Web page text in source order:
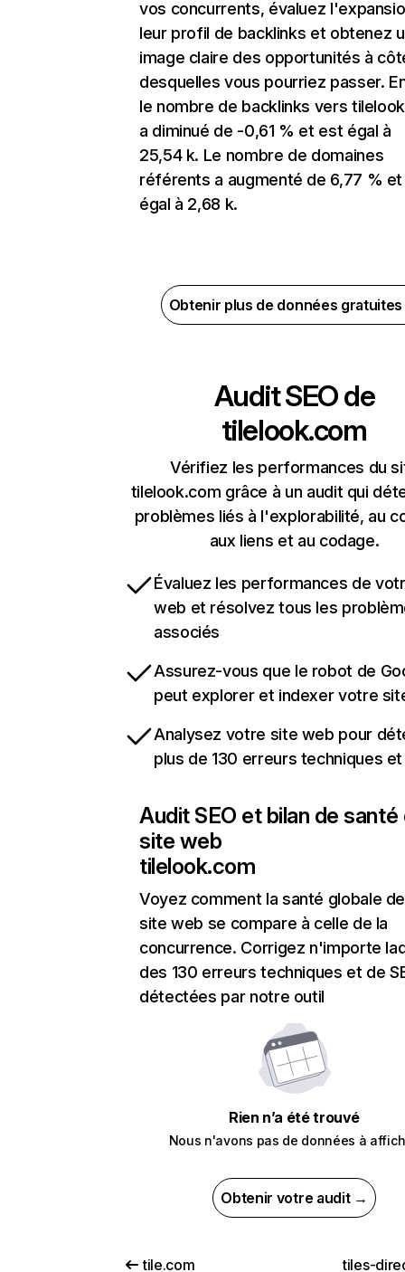
vos concurrents, évaluez
leur profil de backlinks et obtenez
image claire des opportunités à
desquelles vous pourriez passer.
le nombre de backlinks vers
a diminué de -0,61 % et est égal à
25,54 k. Le nombre de domaines
référents a augmenté de 6,77 %
égal à 2,68 k.
Obtenir plus de données
Audit SEO de
tilelook.com
Vérifiez les performances du
tilelook.com grâce à un audit qui
problèmes liés à l'explorabilité, au
aux liens et au codage.
Évaluez les performances de
web et résolvez tous les
associés
Assurez-vous que le robot de
peut explorer et indexer votre
Analysez votre site web pour
plus de 130 erreurs techniques et
Audit SEO et bilan de santé
site web
tilelook.com
Voyez comment la santé globale
site web se compare à celle de la
concurrence. Corrigez n'importe
des 130 erreurs techniques et de
détectées par notre outil
Rien n’a été trouvé
Nous n'avons pas de données à
Obtenir votre audit →
tile.com tiles-